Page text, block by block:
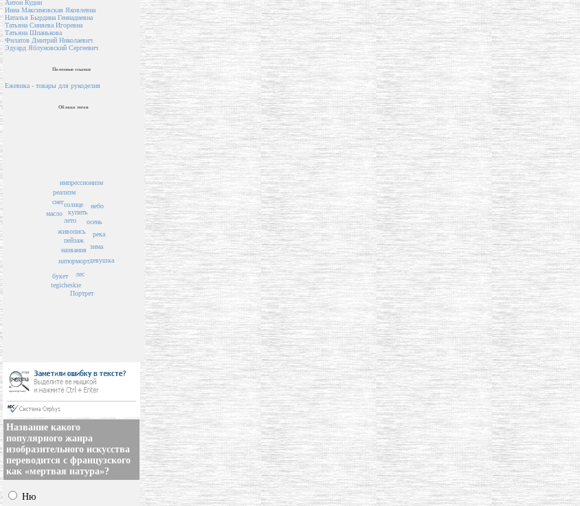
Антон Кудин
Инна Максимовская Яковлевна
Наталья Бырдина Геннадиевна
Татьяна Синяева Игоревна
Татьяна Шпанькова
Филатов Дмитрий Николаевич
Эдуард Яблуновский Сергеевич
Полезные ссылки
Ежевика - товары для рукоделия
Облако тегов
пейзаж
названия
живопись
лето
натюрморт
купить
солнце
лес
зима
осень
букет
масло
река
снег
tegicheskie
реализм
небо
импрессионизм
Портрет
девушка
Название какого
популярного жанра
изобразительного искусства
переводится с французского
как «мертвая натура»?
Ню